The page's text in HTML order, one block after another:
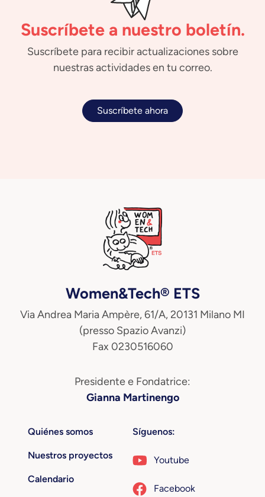
Suscríbete a nuestro boletín.
Suscríbete para recibir actualizaciones sobre
nuestras actividades en tu correo.
Suscríbete ahora
Women&Tech® ETS
Via Andrea Maria Ampère, 61/A, 20131 Milano MI
(presso Spazio Avanzi)
Fax 0230516060
Presidente e Fondatrice:
Gianna Martinengo
Quiénes somos
Nuestros proyectos
Calendario
Síguenos:
Youtube
Facebook